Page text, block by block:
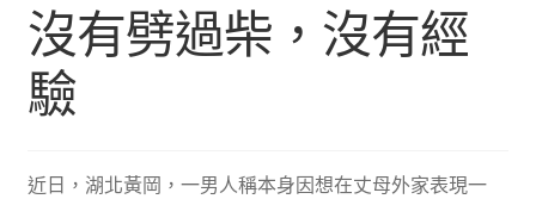
沒有劈過柴，沒有經
驗
近日，湖北黃岡，一男人稱本身因想在丈母外家表現一